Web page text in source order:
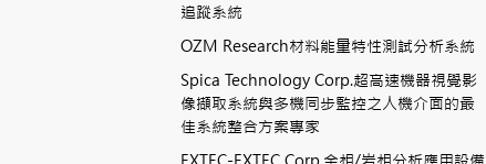
追蹤系統
OZM Research材料能量特性測試分析系統
Spica Technology Corp.超高速機器視覺影
像擷取系統與多機同步監控之人機介面的最
佳系統整合方案專家